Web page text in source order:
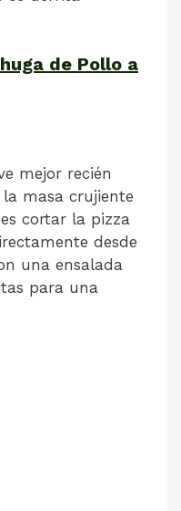
de Pollo a
mejor recién
masa crujiente
cortar la pizza
desde
una ensalada
para una